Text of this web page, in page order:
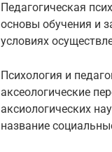
Педагогическая
основы обучения и
условиях
Психология и
аксеологические
аксиологических
название